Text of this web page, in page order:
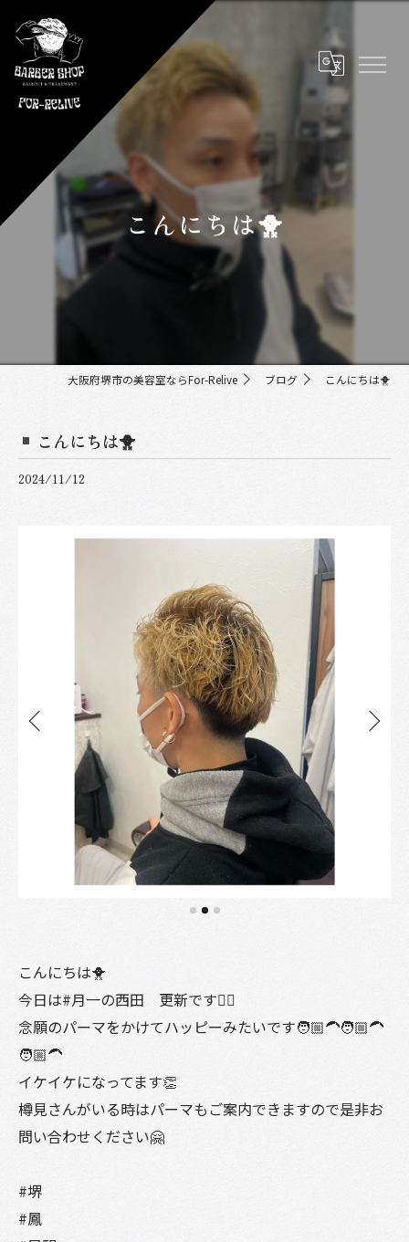
こんにちは🐥
大阪府堺市の美容室ならFor-Relive ブログ こんにちは🐥
こんにちは🐥
2024/11/12
こんにちは🐥
今日は#月一の西田 更新です🙂‍↕️
念願のパーマをかけてハッピーみたいです🧑🏼‍🦱🧑🏼‍🦱
🧑🏼‍🦱
イケイケになってます👏
樽見さんがいる時はパーマもご案内できますので是非お
問い合わせください🤗
#堺
#鳳